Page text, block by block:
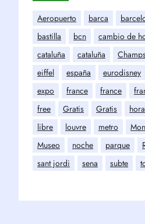
Aeropuerto barca
bastilla
bcn cambio de
cataluña
cataluña
eiffel
españa eurodisney
expo
france france
free
Gratis Gratis hora
libre
louvre metro
Museo
noche parque
sant jordi
sena subte